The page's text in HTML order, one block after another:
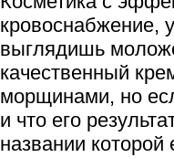
кровоснабжение,
выглядишь
качественный
морщинами, но
и что его
названии